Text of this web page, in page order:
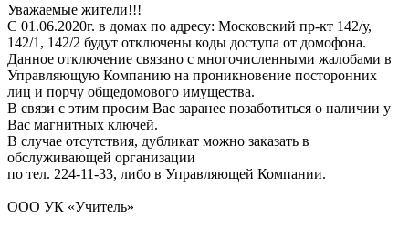
Уважаемые жители!!!
С 01.06.2020г. в домах по адресу: Московский пр-кт 142/у,
142/1, 142/2 будут отключены коды доступа от домофона.
Данное отключение связано с многочисленными жалобами в
Управляющую Компанию на проникновение посторонних
лиц и порчу общедомового имущества.
В связи с этим просим Вас заранее позаботиться о наличии у
Вас магнитных ключей.
В случае отсутствия, дубликат можно заказать в
обслуживающей организации
по тел. 224-11-33, либо в Управляющей Компании.
ООО УК «Учитель»